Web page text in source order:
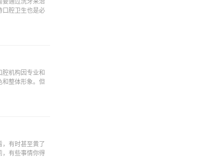
要通过洗牙来治
口腔卫生也是必
机构因专业和
和整体形象。但
有时甚至黄了
，有些事情你得